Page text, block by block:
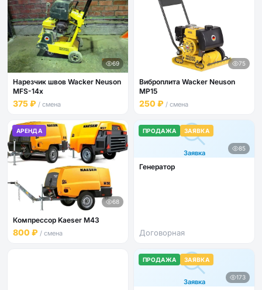
69
Нарезчик швов Wacker Neuson
MFS-14x
375 ₽ / смена
75
Виброплита Wacker Neuson
MP15
250 ₽ / смена
АРЕНДА
68
Компрессор Kaeser M43
800 ₽ / смена
Заявка
ПРОДАЖА ЗАЯВКА
85
Генератор
Договорная
Заявка
ПРОДАЖА ЗАЯВКА
173